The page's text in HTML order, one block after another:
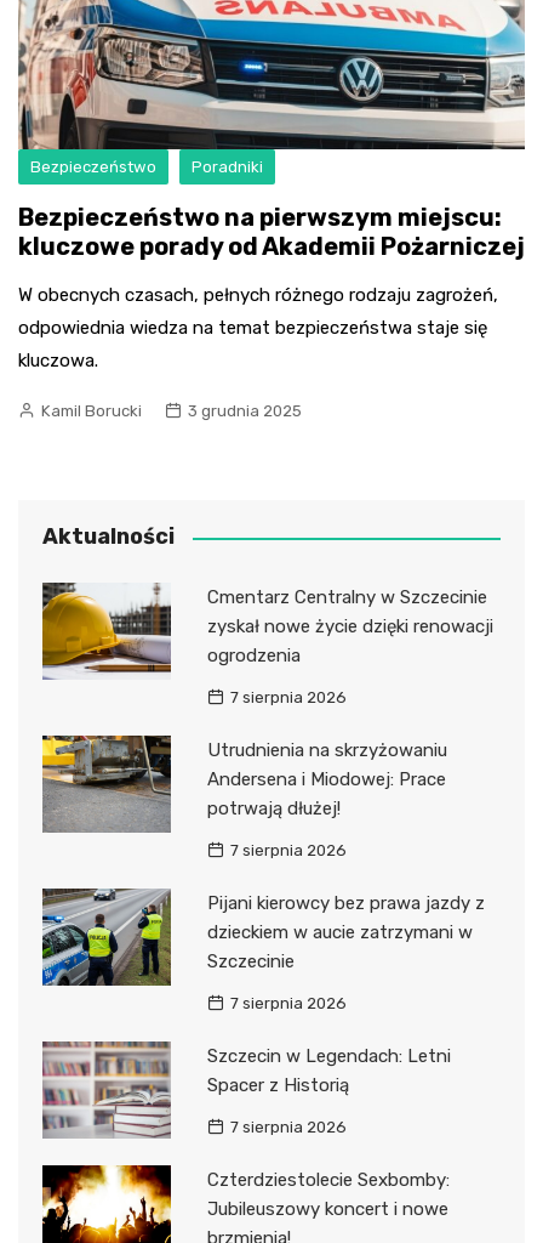
Bezpieczeństwo Poradniki
Bezpieczeństwo na pierwszym miejscu:
kluczowe porady od Akademii Pożarniczej
W obecnych czasach, pełnych różnego rodzaju zagrożeń,
odpowiednia wiedza na temat bezpieczeństwa staje się
kluczowa.
Kamil Borucki 3 grudnia 2025
Aktualności
Cmentarz Centralny w Szczecinie
zyskał nowe życie dzięki renowacji
ogrodzenia
7 sierpnia 2026
Utrudnienia na skrzyżowaniu
Andersena i Miodowej: Prace
potrwają dłużej!
7 sierpnia 2026
Pijani kierowcy bez prawa jazdy z
dzieckiem w aucie zatrzymani w
Szczecinie
7 sierpnia 2026
Szczecin w Legendach: Letni
Spacer z Historią
7 sierpnia 2026
Czterdziestolecie Sexbomby:
Jubileuszowy koncert i nowe
brzmienia!